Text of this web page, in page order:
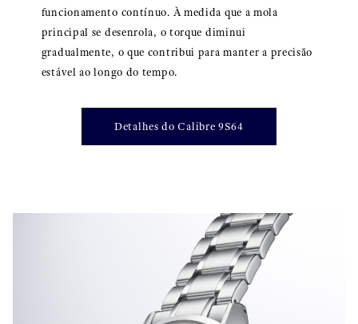
funcionamento contínuo. À medida que a mola
principal se desenrola, o torque diminui
gradualmente, o que contribui para manter a precisão
estável ao longo do tempo.
Detalhes do Calibre 9S64